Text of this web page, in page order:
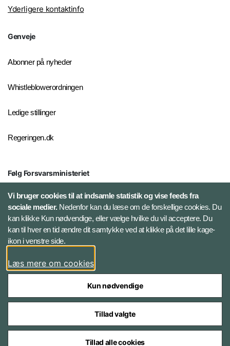
Yderligere kontaktinfo
Genveje
Abonner på nyheder
Whistleblowerordningen
Ledige stillinger
Regeringen.dk
Følg Forsvarsministeriet
X
LinkedIn
Instagram
Styrelser og myndigheder under Forsvarsministeriet
Vi bruger cookies til at indsamle statistik og vise feeds fra
sociale medier.Nedenfor kan du læse om de forskellige cookies. Du
kan klikke Kun nødvendige, eller vælge hvilke du vil acceptere. Du
kan til hver en tid ændre dit samtykke ved at klikke på det lille kage-
ikon i venstre side.
Læs mere om cookies
Kun nødvendige
Tillad valgte
Tillad alle cookies